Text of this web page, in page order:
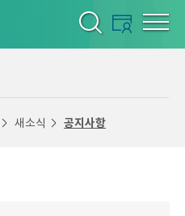
새소식 공지사항